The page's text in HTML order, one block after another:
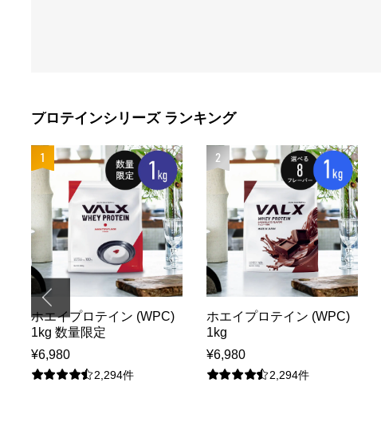
プロテインシリーズ ランキング
1
ホエイプロテイン (WPC)
1kg 数量限定
¥6,980
2,294件
2
ホエイプロテイン (WPC)
1kg
¥6,980
2,294件